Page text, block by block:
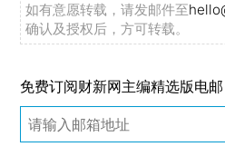
如有意愿转载，请发邮件至
确认及授权后，方可转载。
免费订阅财新网主编精选版电邮